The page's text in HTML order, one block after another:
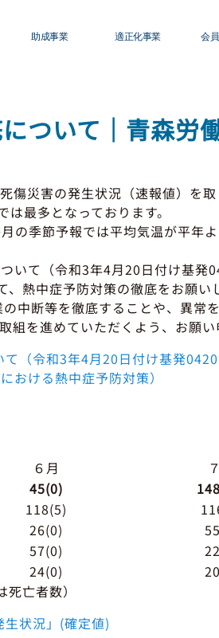
助成事業 適正化事業
Ｇマーク制度につい
運行管理者・整備管理
会
ついて｜青森労
災害の発生状況（速報値）を
最多となっております。
季節予報では平均気温が平年
いて（令和3年4月20日付け基発
熱中症予防対策の徹底をお願い
中断等を徹底することや、異常
を進めていただくよう、お願い
て（令和3年4月20日付け基発
おける熱中症予防対策）
６月
45(0)
118(5)
26(0)
57(0)
24(0)
亡者数）
生状況」(確定値)